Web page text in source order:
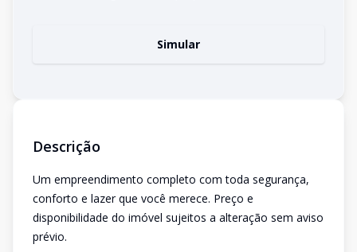
Simular
Descrição
Um empreendimento completo com toda segurança,
conforto e lazer que você merece. Preço e
disponibilidade do imóvel sujeitos a alteração sem aviso
prévio.